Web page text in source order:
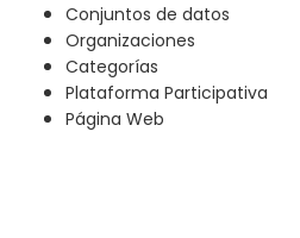
Conjuntos de datos
Organizaciones
Categorías
Plataforma Participativa
Página Web